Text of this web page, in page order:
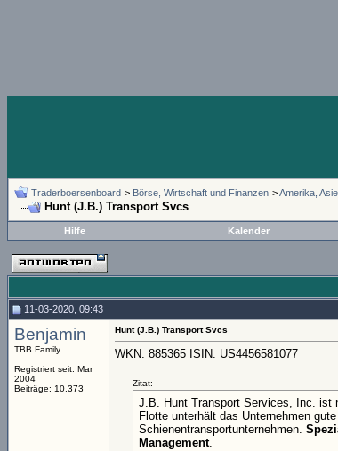
Traderboersenboard > Börse, Wirtschaft und Finanzen >Amerika,
Hunt (J.B.) Transport Svcs
Hilfe Kalender
11-03-2020, 09:43
Benjamin
TBB Family
Registriert seit: Mar
2004
Beiträge: 10.373
Hunt (J.B.) Transport Svcs
WKN: 885365 ISIN: US4456581077
Zitat:
J.B. Hunt Transport Services, Inc. ist
Flotte unterhält das Unternehmen
Schienentransportunternehmen.
Management.